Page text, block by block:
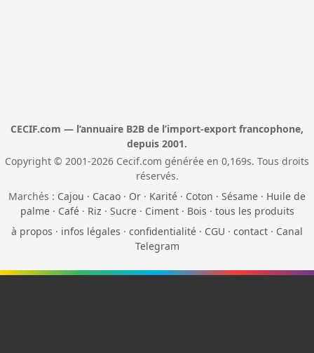
CECIF.com — l’annuaire B2B de l’import-export francophone,
depuis 2001.
Copyright © 2001-2026 Cecif.com générée en 0,169s. Tous droits
réservés.
Marchés : Cajou · Cacao · Or · Karité · Coton · Sésame · Huile de
palme· Café· Riz · Sucre· Ciment· Bois · tous les produits
à propos · infos légales · confidentialité · CGU · contact · Canal
Telegram